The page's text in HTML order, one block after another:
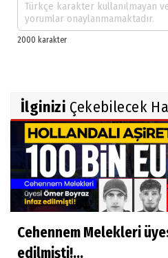
İlginizi Çekebilecek
Cehennem Melekleri
edilmişti!...